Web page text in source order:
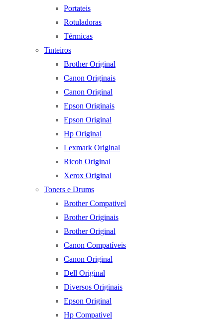
Portateis
Rotuladoras
Térmicas
Tinteiros
Brother Original
Canon Originais
Canon Original
Epson Originais
Epson Original
Hp Original
Lexmark Original
Ricoh Original
Xerox Original
Toners e Drums
Brother Compativel
Brother Originais
Brother Original
Canon Compatíveis
Canon Original
Dell Original
Diversos Originais
Epson Original
Hp Compativel